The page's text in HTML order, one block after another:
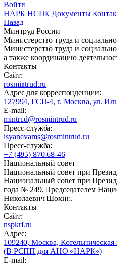
Войти
НАРК НСПК Документы
Назад
Минтруд России
Министерство труда и
Министерство труда и
а также координацию
Контакты
Сайт:
rosmintrud.ru
Адрес для корреспонденции:
127994, ГСП-4, г. Москва, ул.
E-mail:
mintrud@rosmintrud.ru
Пресс-служба:
isyanovams@rosmintrud.ru
Пресс-служба:
+7 (495) 870-68-46
Национальный совет
Национальный совет при
Национальный совет при
года № 249. Председателем
Николаевич Шохин.
Контакты
Сайт:
nspkrf.ru
Адрес:
109240, Москва, Котельническая
(В РСПП для АНО «НАРК»)
E-mail: